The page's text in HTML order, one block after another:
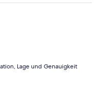
Lage und Genauigkeit